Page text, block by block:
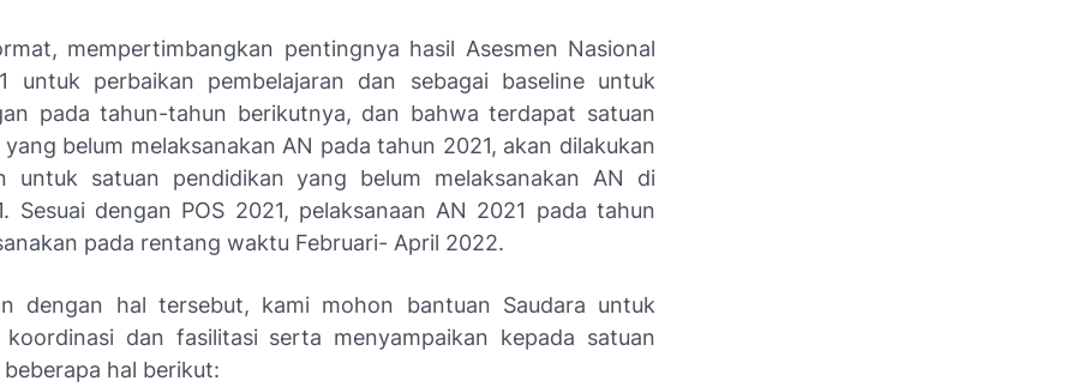
mempertimbangkan pentingnya hasil Asesmen Nasional
untuk perbaikan pembelajaran dan sebagai baseline untuk
pada tahun-tahun berikutnya, dan bahwa terdapat satuan
belum melaksanakan AN pada tahun 2021, akan dilakukan
untuk satuan pendidikan yang belum melaksanakan AN di
Sesuai dengan POS 2021, pelaksanaan AN 2021 pada tahun
pada rentang waktu Februari- April 2022.
dengan hal tersebut, kami mohon bantuan Saudara untuk
koordinasi dan fasilitasi serta menyampaikan kepada satuan
hal berikut: